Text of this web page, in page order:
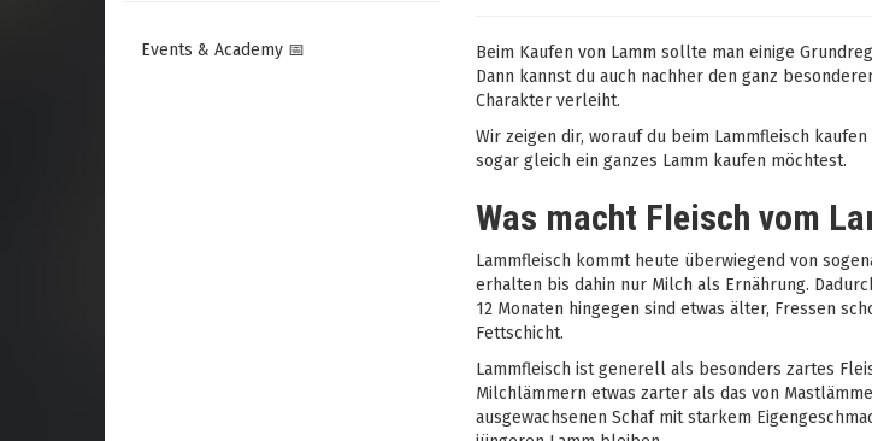
Events & Academy 📅
Beim Kaufen von Lamm sollte man einige
Dann kannst du auch nachher den ganz
Charakter verleiht.
Wir zeigen dir, worauf du beim Lammfleisch
sogar gleich ein ganzes Lamm kaufen möchtest.
Was macht Fleisch vom
Lammfleisch kommt heute überwiegend von
erhalten bis dahin nur Milch als Ernährung.
12 Monaten hingegen sind etwas älter, Fressen
Fettschicht.
Lammfleisch ist generell als besonders zartes
Milchlämmern etwas zarter als das von
ausgewachsenen Schaf mit starkem